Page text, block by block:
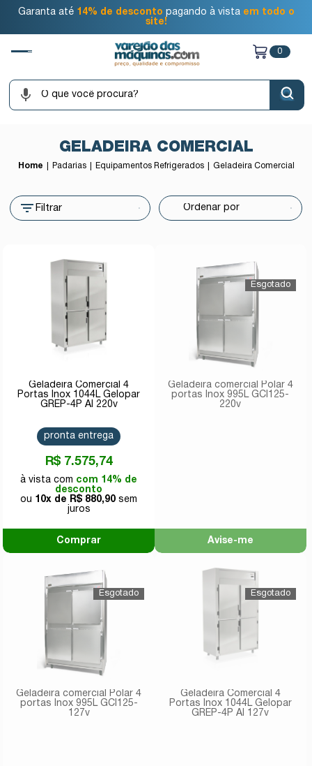
Garanta até 14% de desconto pagando à vista em todo o
site!
0
GELADEIRA COMERCIAL
Home Padarias Equipamentos Refrigerados Geladeira Comercial
Filtrar
Geladeira Comercial 4
Portas Inox 1044L Gelopar
GREP-4P AI 220v
R$ 7.575,74
com 14% de
desconto
10x de
R$ 880,90
pronta entrega
Comprar
Geladeira comercial Polar 4
portas Inox 995L GCI125-
220v
Avise-me
Geladeira comercial Polar 4
portas Inox 995L GCI125-
127v
Geladeira Comercial 4
Portas Inox 1044L Gelopar
GREP-4P AI 127v